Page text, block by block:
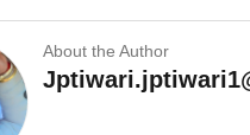
About the Author